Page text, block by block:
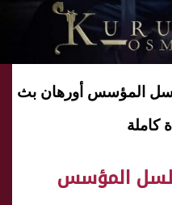
المؤسس أورهان بث
كاملة
المؤسس